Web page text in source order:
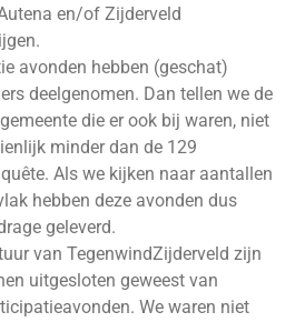
en/of Zijderveld
avonden hebben (geschat)
deelgenomen. Dan tellen we de
die er ook bij waren, niet
minder dan de 129
Als we kijken naar aantallen
hebben deze avonden dus
geleverd.
van TegenwindZijderveld zijn
uitgesloten geweest van
We waren niet